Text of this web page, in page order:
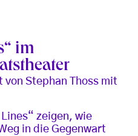
im
Stephan Thoss mit
Lines“ zeigen, wie
in die Gegenwart